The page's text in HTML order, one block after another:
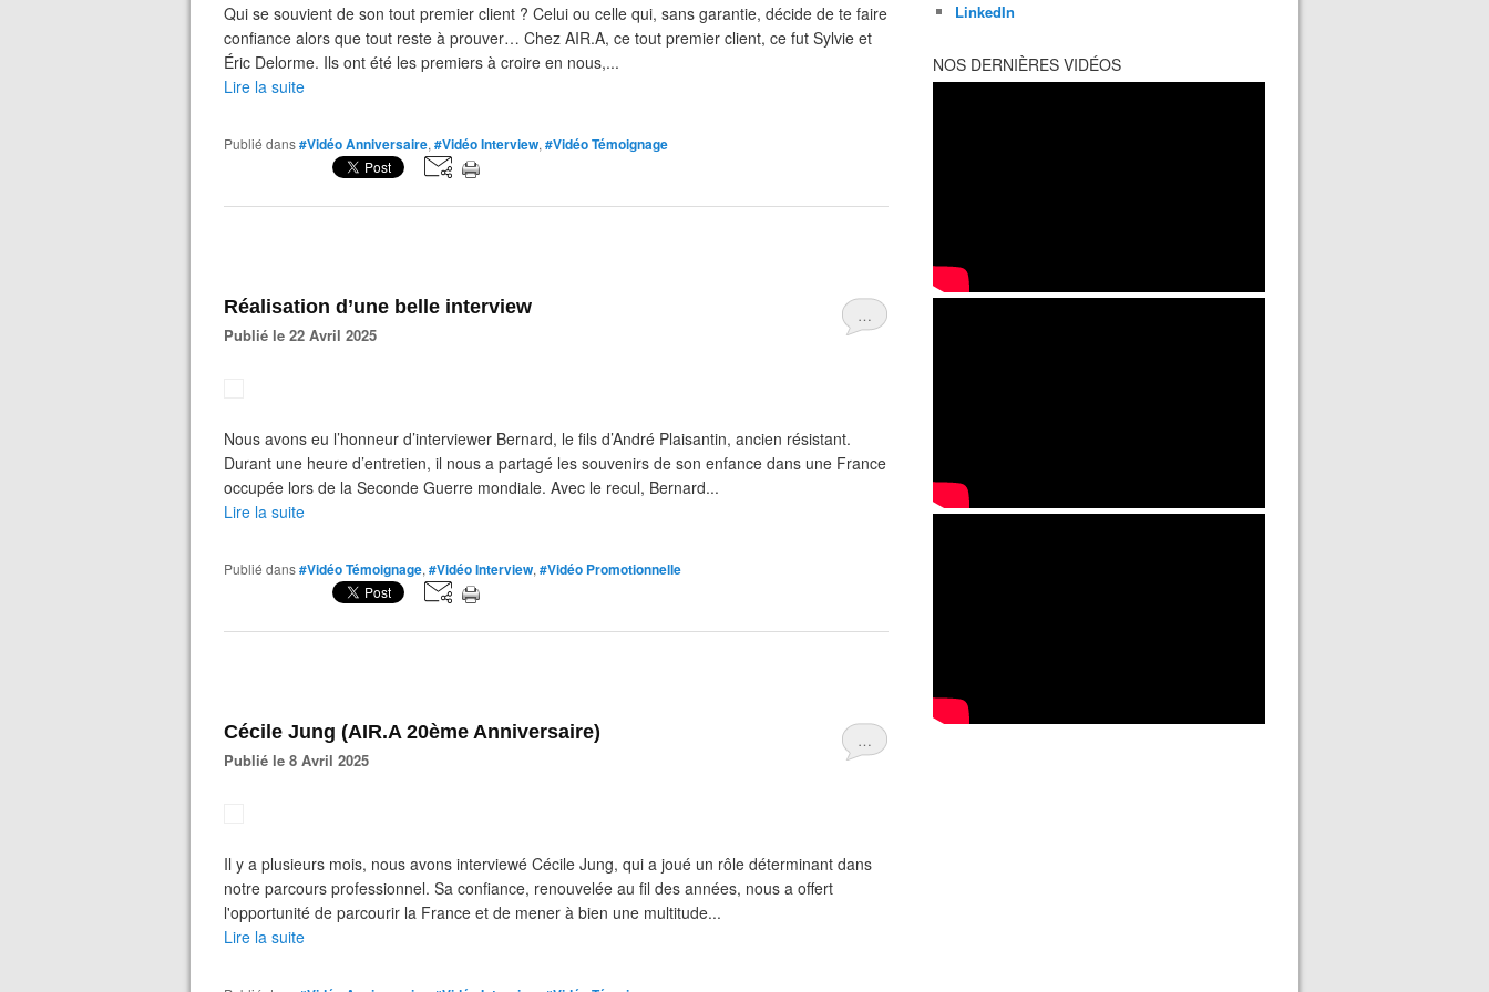
Qui se souvient de son tout premier client ? Celui ou celle qui, sans garantie, décide de te faire
confiance alors que tout reste à prouver… Chez AIR.A, ce tout premier client, ce fut Sylvie et
Éric Delorme. Ils ont été les premiers à croire en nous,...
Lire la suite
Publié dans#Vidéo Anniversaire, #Vidéo Interview, #Vidéo Témoignage
…
Réalisation d’une belle interview
Publié le 22 Avril 2025
Nous avons eu l’honneur d’interviewer Bernard, le fils d’André Plaisantin, ancien résistant.
Durant une heure d’entretien, il nous a partagé les souvenirs de son enfance dans une France
occupée lors de la Seconde Guerre mondiale. Avec le recul, Bernard...
Lire la suite
Publié dans#Vidéo Témoignage, #Vidéo Interview, #Vidéo Promotionnelle
…
Cécile Jung (AIR.A 20ème Anniversaire)
Publié le 8 Avril 2025
Il y a plusieurs mois, nous avons interviewé Cécile Jung, qui a joué un rôle déterminant dans
notre parcours professionnel. Sa confiance, renouvelée au fil des années, nous a offert
l'opportunité de parcourir la France et de mener à bien une multitude...
Lire la suite
LinkedIn
NOS DERNIÈRES VIDÉOS